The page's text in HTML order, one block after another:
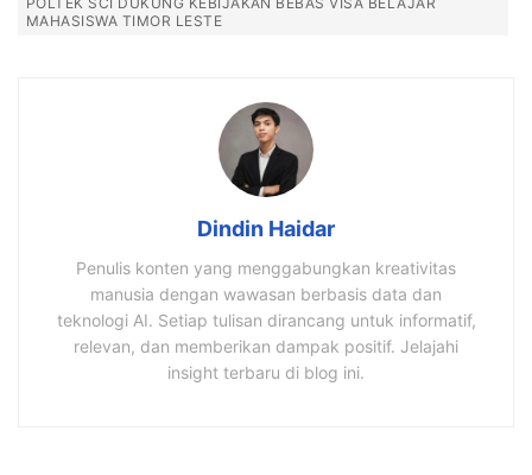
MAHASISWA TIMOR LESTE
Dindin Haidar
Penulis konten yang menggabungkan kreativitas
manusia dengan wawasan berbasis data dan
teknologi AI. Setiap tulisan dirancang untuk informatif,
relevan, dan memberikan dampak positif. Jelajahi
insight terbaru di blog ini.